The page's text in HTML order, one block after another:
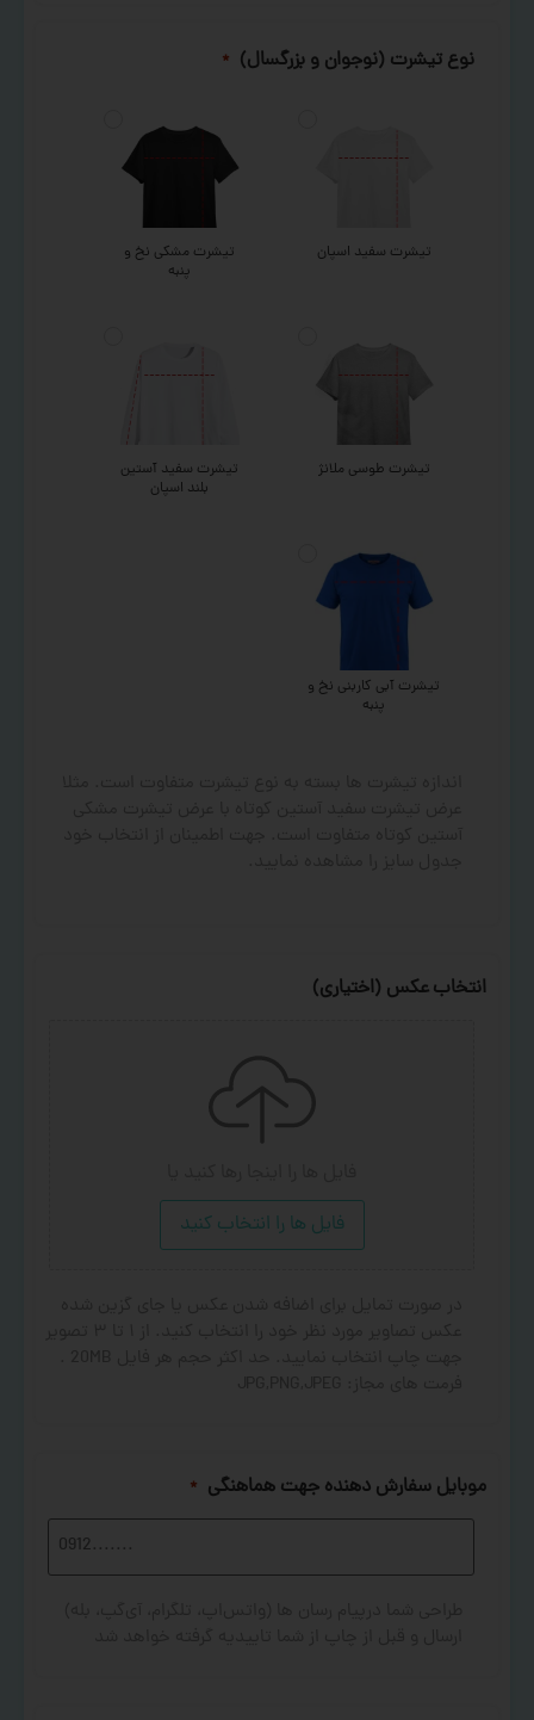
نوع تیشرت (نوجوان و بزرگسال) *
تیشرت سفید اسپان
تیشرت مشکی نخ و
پنبه
تیشرت طوسی ملانژ
تیشرت سفید آستین
بلند اسپان
تیشرت آبی کاربنی نخ و
پنبه
انتخاب عکس (اختیاری)
فایل ها را انتخاب کنید
موبایل سفارش دهنده جهت هماهنگی *